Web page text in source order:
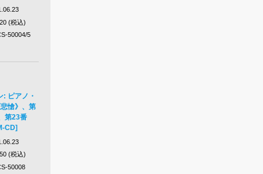
(税込)
50004/5
: ピアノ・
愴》、第
第23番
CD]
(税込)
50008